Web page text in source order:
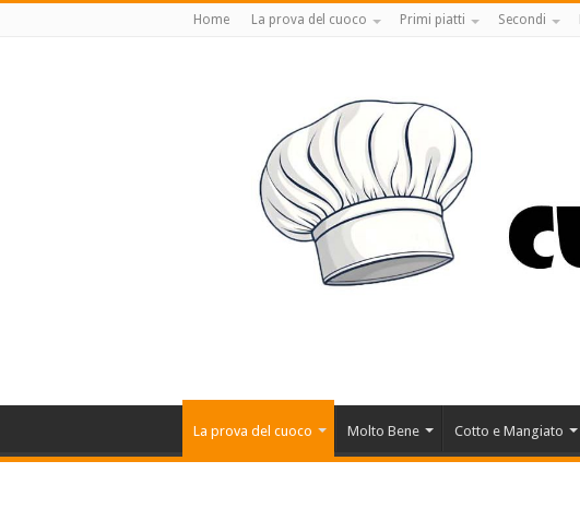
Home La prova del cuoco Primi piatti Secondi
La prova del cuoco Molto Bene Cotto e Mangiato